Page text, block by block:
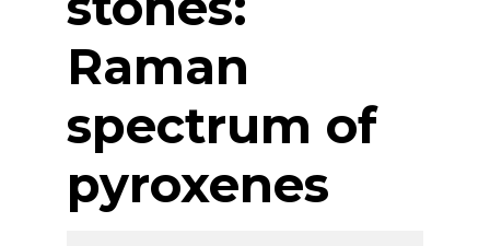
Raman
spectrum of
pyroxenes